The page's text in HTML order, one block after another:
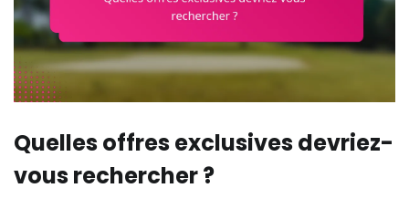
Quelles offres exclusives devriez-
vous rechercher ?